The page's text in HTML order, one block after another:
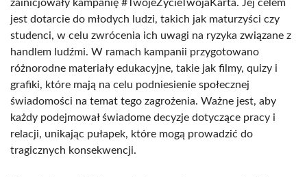
zainicjowały kampanię #TwojeŻycieTwojaKarta. Jej celem
jest dotarcie do młodych ludzi, takich jak maturzyści czy
studenci, w celu zwrócenia ich uwagi na ryzyka związane z
handlem ludźmi. W ramach kampanii przygotowano
różnorodne materiały edukacyjne, takie jak filmy, quizy i
grafiki, które mają na celu podniesienie społecznej
świadomości na temat tego zagrożenia. Ważne jest, aby
każdy podejmował świadome decyzje dotyczące pracy i
relacji, unikając pułapek, które mogą prowadzić do
tragicznych konsekwencji.